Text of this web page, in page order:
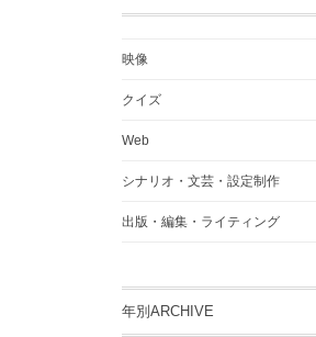
映像
クイズ
Web
シナリオ・文芸・設定制作
出版・編集・ライティング
年別ARCHIVE